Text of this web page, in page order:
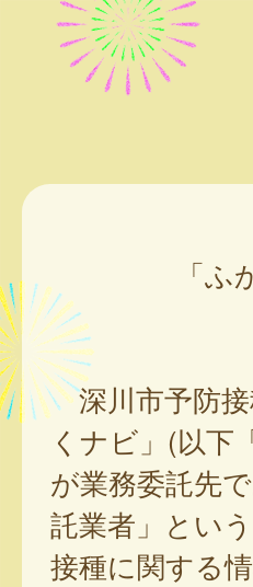
「
深川市予防接
くナビ」(以下
が業務委託先
託業者」とい
接種に関する